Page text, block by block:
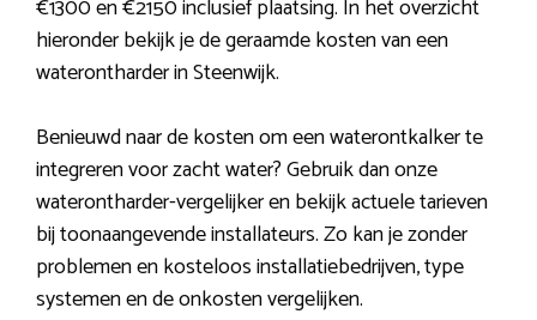
€1300 en €2150 inclusief plaatsing. In het overzicht
hieronder bekijk je de geraamde kosten van een
waterontharder in Steenwijk.
Benieuwd naar de kosten om een waterontkalker te
integreren voor zacht water? Gebruik dan onze
waterontharder-vergelijker en bekijk actuele tarieven
bij toonaangevende installateurs. Zo kan je zonder
problemen en kosteloos installatiebedrijven, type
systemen en de onkosten vergelijken.